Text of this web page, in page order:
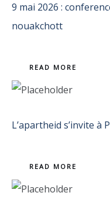
9 mai 2026 :
nouakchott
READ MORE
L’apartheid s’invite à
READ MORE